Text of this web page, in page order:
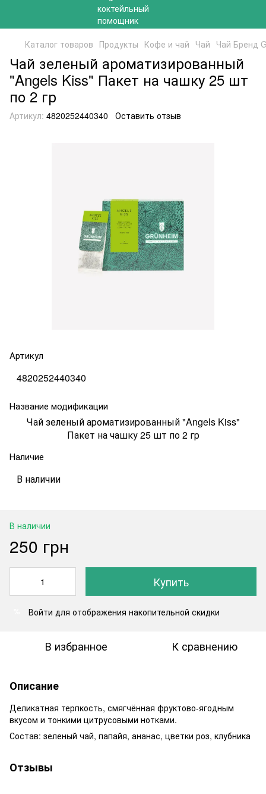
Каталог товаров Продукты Кофе и чай Чай Чай Бренд
Чай зеленый ароматизированный
"Angels Kiss" Пакет на чашку 25 шт
по 2 гр
Артикул: 4820252440340 Оставить отзыв
Артикул
4820252440340
Название модификации
Чай зеленый ароматизированный "Angels Kiss"
Пакет на чашку 25 шт по 2 гр
Наличие
В наличии
В наличии
250 грн
Купить
Войти для отображения накопительной скидки
В избранное К сравнению
Описание
Деликатная терпкость, смягчённая фруктово-ягодным
вкусом и тонкими цитрусовыми нотками.
Состав: зеленый чай, папайя, ананас, цветки роз, клубника
Отзывы